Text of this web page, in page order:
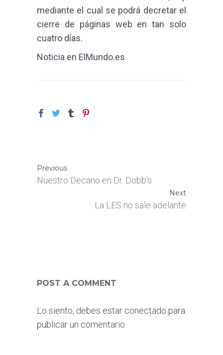
mediante el cual se podrá decretar el
cierre de páginas web en tan solo
cuatro días.
Noticia en ElMundo.es
Previous
Nuestro Decano en Dr. Dobb's
Next
La LES no sale adelante
POST A COMMENT
Lo siento, debes estar conectado para
publicar un comentario.